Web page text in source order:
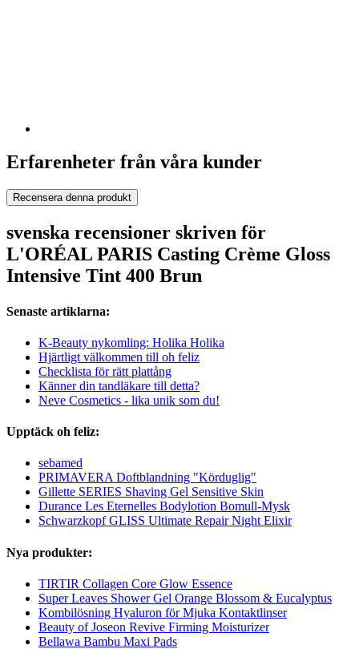
Erfarenheter från våra kunder
Recensera denna produkt
svenska recensioner skriven för
L'ORÉAL PARIS Casting Crème Gloss
Intensive Tint 400 Brun
Senaste artiklarna:
K-Beauty nykomling: Holika Holika
Hjärtligt välkommen till oh feliz
Checklista för rätt plattång
Känner din tandläkare till detta?
Neve Cosmetics - lika unik som du!
Upptäck oh feliz:
sebamed
PRIMAVERA Doftblandning "Körduglig"
Gillette SERIES Shaving Gel Sensitive Skin
Durance Les Eternelles Bodylotion Bomull-Mysk
Schwarzkopf GLISS Ultimate Repair Night Elixir
Nya produkter:
TIRTIR Collagen Core Glow Essence
Super Leaves Shower Gel Orange Blossom & Eucalyptus
Kombilösning Hyaluron för Mjuka Kontaktlinser
Beauty of Joseon Revive Firming Moisturizer
Bellawa Bambu Maxi Pads